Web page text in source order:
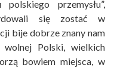
przemysłu”,
się zostać w
bije dobrze znany nam
wolnej Polski, wielkich
bowiem miejsca, w